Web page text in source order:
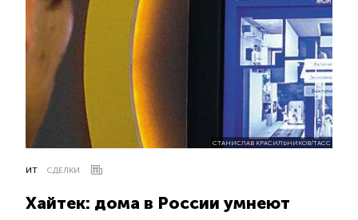
СТАНИСЛАВ КРАСИЛЬНИКОВ/ТАСС
ИТ СДЕЛКИ
Хайтек: дома в России умнеют